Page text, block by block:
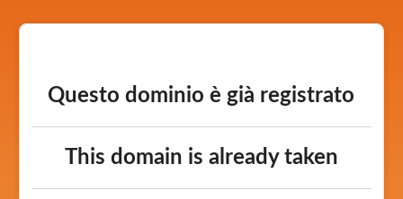
Questo dominio è già registrato
This domain is already taken